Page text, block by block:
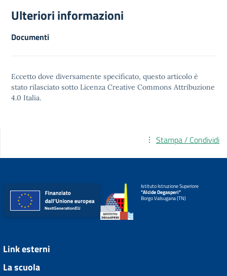
Ulteriori informazioni
Documenti
Eccetto dove diversamente specificato, questo articolo è
stato rilasciato sotto Licenza Creative Commons Attribuzione
4.0 Italia.
Stampa / Condividi
Istituto Istruzione Superiore
"Alcide Degasperi"
Borgo Valsugana (TN)
Link esterni
La scuola